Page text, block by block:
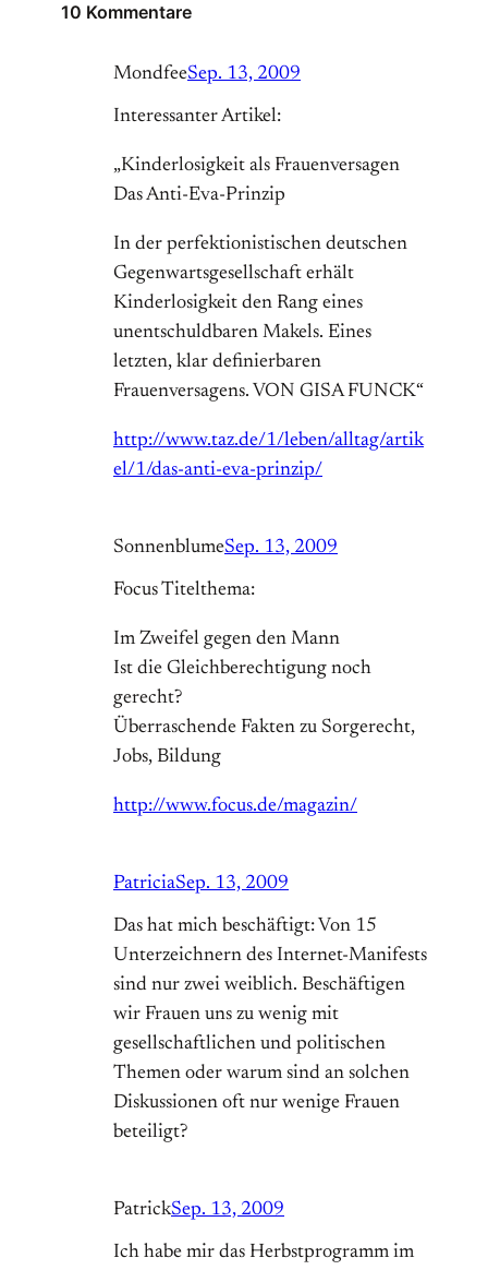
10 Kommentare
MondfeeSep. 13, 2009
Interessanter Artikel:
„Kinderlosigkeit als Frauenversagen
Das Anti-Eva-Prinzip
In der perfektionistischen deutschen
Gegenwartsgesellschaft erhält
Kinderlosigkeit den Rang eines
unentschuldbaren Makels. Eines
letzten, klar definierbaren
Frauenversagens. VON GISA FUNCK“
http://www.taz.de/1/leben/alltag/artik
el/1/das-anti-eva-prinzip/
SonnenblumeSep. 13, 2009
Focus Titelthema:
Im Zweifel gegen den Mann
Ist die Gleichberechtigung noch
gerecht?
Überraschende Fakten zu Sorgerecht,
Jobs, Bildung
http://www.focus.de/magazin/
PatriciaSep. 13, 2009
Das hat mich beschäftigt: Von 15
Unterzeichnern des Internet-Manifests
sind nur zwei weiblich. Beschäftigen
wir Frauen uns zu wenig mit
gesellschaftlichen und politischen
Themen oder warum sind an solchen
Diskussionen oft nur wenige Frauen
beteiligt?
PatrickSep. 13, 2009
Ich habe mir das Herbstprogramm im